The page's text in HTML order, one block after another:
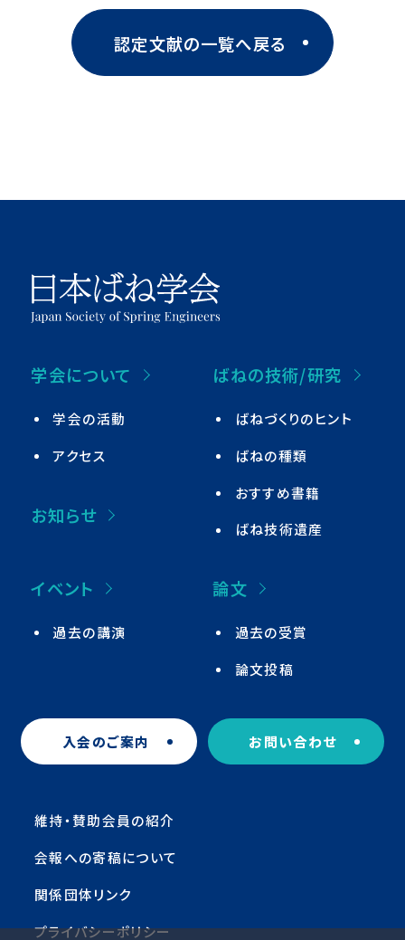
認定文献の一覧へ戻る
学会について
学会の活動
アクセス
お知らせ
ばねの技術/研究
ばねづくりのヒント
ばねの種類
おすすめ書籍
ばね技術遺産
イベント
過去の講演
論文
過去の受賞
論文投稿
入会のご案内 お問い合わせ
維持・賛助会員の紹介
会報への寄稿について
関係団体リンク
プライバシーポリシー